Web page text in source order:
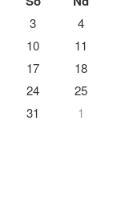
3
4
10
11
17
18
24
25
31 1